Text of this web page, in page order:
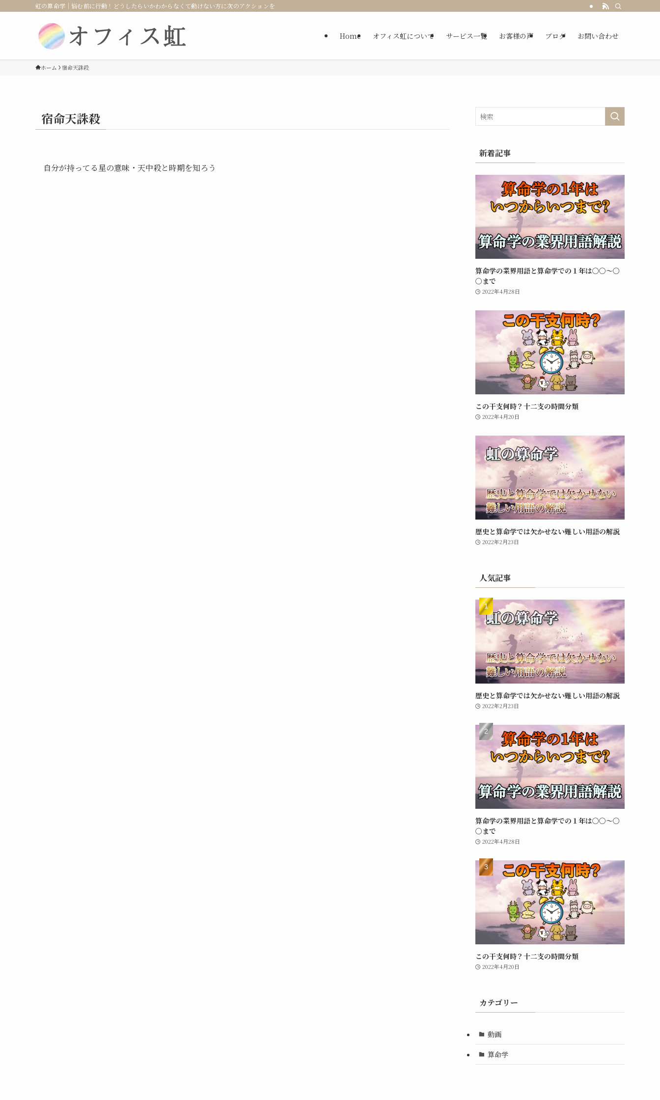
虹の算命学｜悩む前に行動！どうしたらいかわからなくて動けない方に次のアクションを
Home オフィス虹について サービス一覧 お客様の声 ブログ お問い合わせ
ホーム 宿命天誅殺
宿命天誅殺
自分が持ってる星の意味・天中殺と時期を知ろう
新着記事
算命学の業界用語と算命学での１年は〇〇〜〇
〇まで
2022年4月28日
この干支何時？十二支の時間分類
2022年4月20日
歴史と算命学では欠かせない難しい用語の解説
2022年2月23日
人気記事
歴史と算命学では欠かせない難しい用語の解説
2022年2月23日
算命学の業界用語と算命学での１年は〇〇〜〇
〇まで
2022年4月28日
この干支何時？十二支の時間分類
2022年4月20日
カテゴリー
動画
算命学